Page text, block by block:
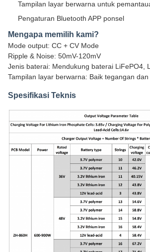
Tampilan layar berwarna untuk
Pengaturan Bluetooth APP ponsel
Mengapa memilih kami?
Mode output: CC + CV Mode
Ripple & Noise: 50mV-120mV
Jenis baterai: Mendukung baterai LiFePO4,
Tampilan layar berwarna: Baik tegangan
Spesifikasi Teknis